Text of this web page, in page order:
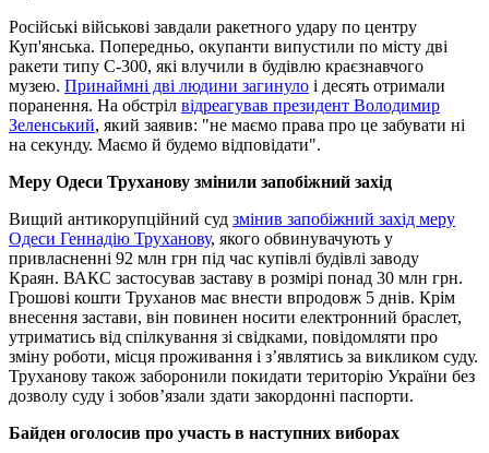
Російські військові завдали ракетного удару по центру
Куп'янська. Попередньо, окупанти випустили по місту дві
ракети типу С-300, які влучили в будівлю краєзнавчого
музею. Принаймні дві людини загинуло і десять отримали
поранення. На обстріл відреагував президент Володимир
Зеленський, який заявив: "не маємо права про це забувати ні
на секунду. Маємо й будемо відповідати".
Меру Одеси Труханову змінили запобіжний захід
Вищий антикорупційний суд змінив запобіжний захід меру
Одеси Геннадію Труханову, якого обвинувачують у
привласненні 92 млн грн під час купівлі будівлі заводу
Краян. ВАКС застосував заставу в розмірі понад 30 млн грн.
Грошові кошти Труханов має внести впродовж 5 днів. Крім
внесення застави, він повинен носити електронний браслет,
утриматись від спілкування зі свідками, повідомляти про
зміну роботи, місця проживання і з’являтись за викликом суду.
Труханову також заборонили покидати територію України без
дозволу суду і зобов’язали здати закордонні паспорти.
Байден оголосив про участь в наступних виборах